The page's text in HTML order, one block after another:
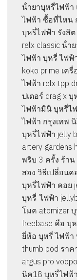
น้ํายาบุหรี่ไฟฟ้า
ไฟฟ้า ซื้อที่ไหน
บุหรี่ไฟฟ้า รังสิ
relx classic น้ํา
ไฟฟ้า บุหรี่ ไฟฟ้
koko prime เค
ไฟฟ้า relx tpp
ปเตอร์ drag x
ไฟฟ้ามินิ บุหรี่ไ
ไฟฟ้า กรุงเทพ
บุหรี่ไฟฟ้า jelly
artery gardens
พริบ 3 ครั้ง ร้า
สอง วิธีเปลี่ยน
บุหรี่ไฟฟ้า คอย
บุหรี่-ไฟฟ้า
โมค atomizer
freebase คือ บุ
ยี่ห้อ บุหรี่ ไฟฟ้า
thumb pod ราค
argus pro
นิค18 บุหรี่ไฟฟ้